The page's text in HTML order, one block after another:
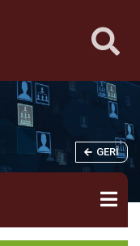
GERI